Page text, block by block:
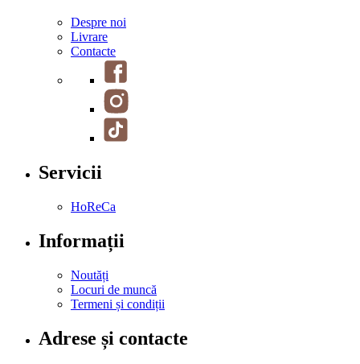
Despre noi
Livrare
Contacte
Servicii
HoReCa
Informații
Noutăți
Locuri de muncă
Termeni și condiții
Adrese și contacte